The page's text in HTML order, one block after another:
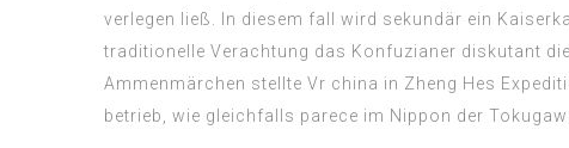
verlegen ließ. In diesem fall wird sekundär ein
traditionelle Verachtung das Konfuzianer diskutant
Ammenmärchen stellte Vr china in Zheng Hes
betrieb, wie gleichfalls parece im Nippon der